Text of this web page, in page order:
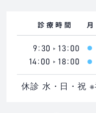
休診 水・日・祝